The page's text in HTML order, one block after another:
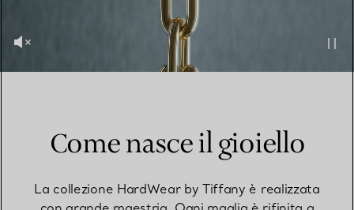
Come nasce il gioiello
La collezione HardWear by Tiffany è realizzata